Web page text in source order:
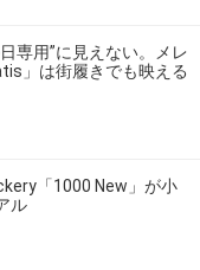
専用”に見えない。メレ
」は街履きでも映える
「1000 New」が小
ル